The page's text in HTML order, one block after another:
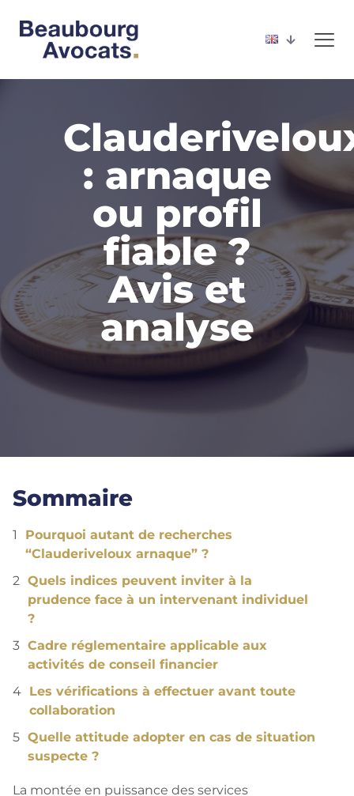
: arnaque
ou profil
fiable ?
Avis et
analyse
Sommaire
Pourquoi autant de recherches
“Clauderiveloux arnaque” ?
Quels indices peuvent inviter à la
prudence face à un intervenant individuel
?
Cadre réglementaire applicable aux
activités de conseil financier
Les vérifications à effectuer avant toute
collaboration
Quelle attitude adopter en cas de situation
suspecte ?
La montée en puissance des services